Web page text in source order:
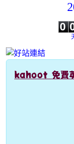
0
kahoot 免費